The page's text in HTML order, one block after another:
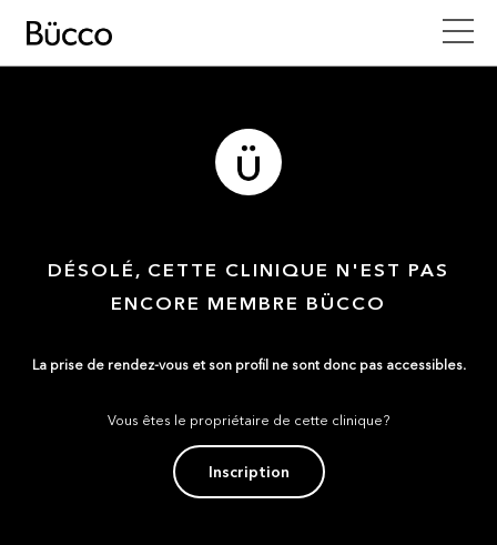
DÉSOLÉ, CETTE CLINIQUE N'EST PAS
ENCORE MEMBRE BÜCCO
La prise de rendez-vous et son profil ne sont donc pas accessibles.
Vous êtes le propriétaire de cette clinique?
Inscription